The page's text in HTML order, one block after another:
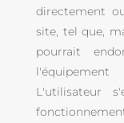
directement
site, tel que,
pourrait
L'utilisateur